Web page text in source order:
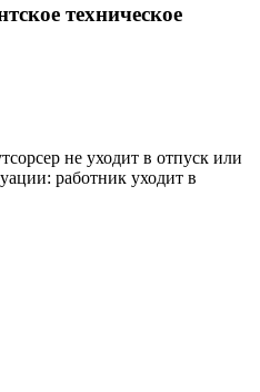
техническое
не уходит в отпуск или
работник уходит в